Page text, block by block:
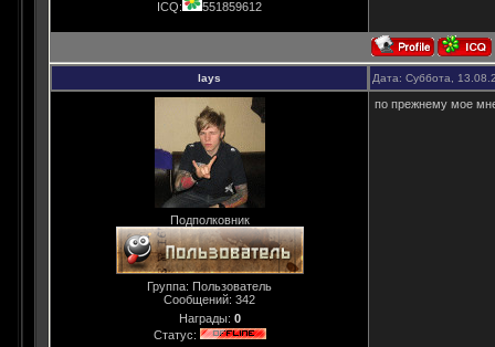
ICQ:
551859612
lays Дата: Суббота,
Подполковник
Группа: Пользователь
Сообщений: 342
Награды: 0
Статус:
по прежнему мое